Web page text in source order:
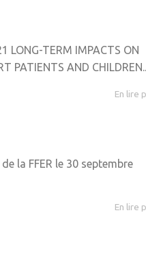
LONG-TERM IMPACTS ON
PATIENTS AND
En lire
la FFER le 30 septembre
En lire